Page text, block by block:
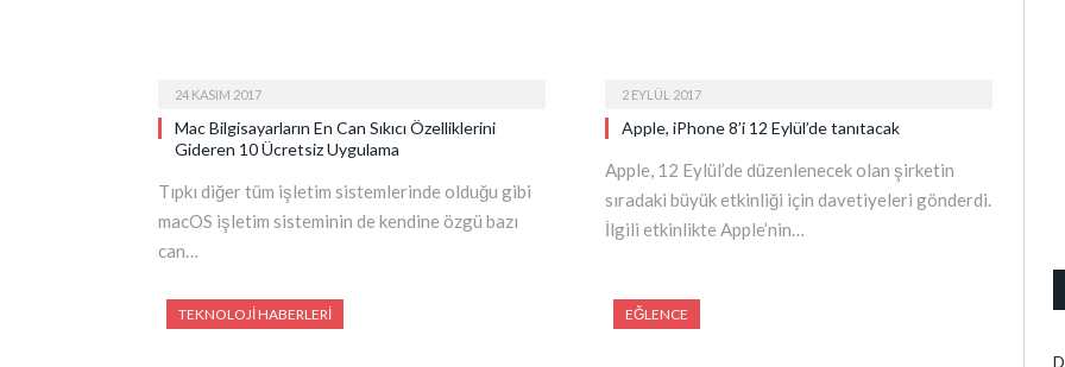
24 KASIM 2017
Mac Bilgisayarların En Can Sıkıcı Özelliklerini
Gideren 10 Ücretsiz Uygulama
Tıpkı diğer tüm işletim sistemlerinde olduğu gibi
macOS işletim sisteminin de kendine özgü bazı
can…
2 EYLÜL 2017
Apple, iPhone 8’i 12 Eylül’de tanıtacak
Apple, 12 Eylül’de düzenlenecek olan şirketin
sıradaki büyük etkinliği için davetiyeleri gönderdi.
İlgili etkinlikte Apple’nin…
TEKNOLOJI HABERLERI EĞLENCE